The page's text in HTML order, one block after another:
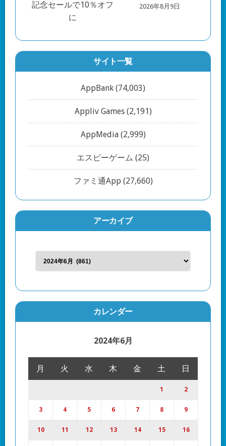
2026年8月9日
サイト一覧
AppBank (74,003)
Appliv Games(2,191)
AppMedia(2,999)
エスピーゲーム (25)
ファミ通App(27,660)
アーカイブ
カレンダー
2024年6月
月 火 水 木 金 土 日
1 2
3 4 5 6 7 8 9
10 11 12 13 14 15 16